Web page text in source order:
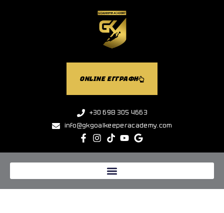
ONLINE ΕΓΓΡΑΦΗ
+30 698 305 4663
info@gkgoalkeeperacademy.com